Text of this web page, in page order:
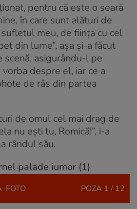
pentru că este o seară
în care sunt alături de
meu, de ființa cu cel
din lume”, așa și-a făcut
scenă, asigurându-l pe
despre el, iar ce a
de râs din partea
de omul cel mai drag de
nu ești tu, Romică!”, i-a
rândul său.
FOTO POZA 1 / 12